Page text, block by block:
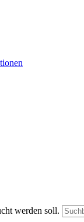
werden soll.